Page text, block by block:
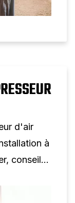
d'air
à
conseils